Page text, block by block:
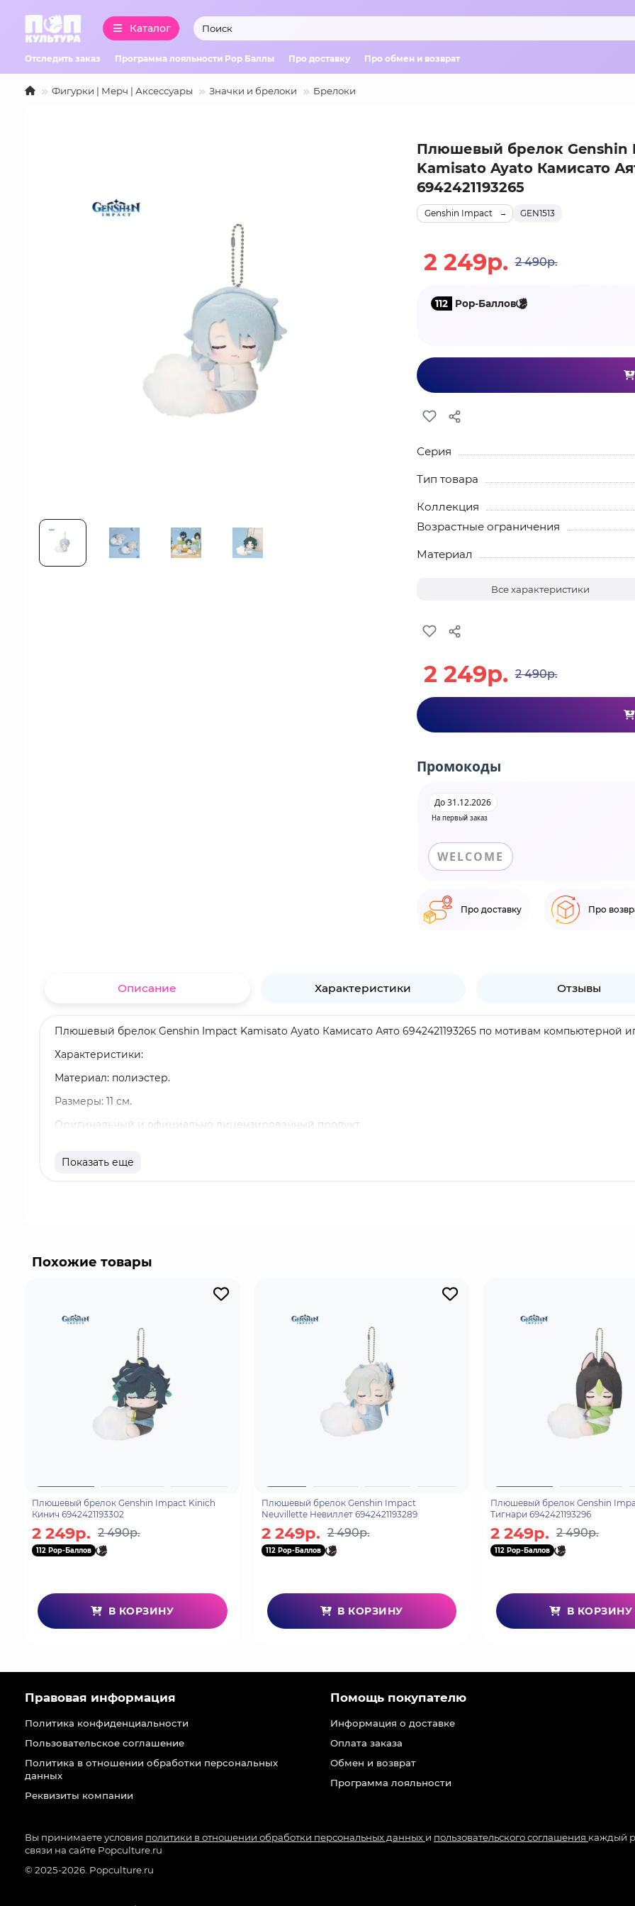
Каталог
Отследить заказ Программа лояльности Pop Баллы Про доставку Про обмен и возврат
Фигурки | Мерч | Аксессуары Значки и брелоки Брелоки
Плюшевый брелок Genshin
Kamisato Ayato Камисато
6942421193265
GEN1513
Genshin Impact
2 249р. 2 490р.
112 Pop-Баллов
Серия
Тип товара
Коллекция
Возрастные ограничения
Материал
Все характеристики
2 249р. 2 490р.
Промокоды
На первый заказ
До 31.12.2026
WELCOME
Про доставку Про
Описание Характеристики Отзывы
Плюшевый брелок Genshin Impact Kamisato Ayato Камисато Аято 6942421193265 по мотивам компьютерной
Характеристики:
Материал: полиэстер.
Размеры: 11 см.
Оригинальный и официально лицензированный продукт.
Камисато Аято - пятизвёздочный персонаж, глава комиссии Ясиро из клана Камисато. В бою использует
Показать еще
Похожие товары
Плюшевый брелок Genshin Impact Kinich
Кинич 6942421193302
2 249р. 2 490р.
112 Pop-Баллов
В КОРЗИНУ
Плюшевый брелок Genshin Impact
Neuvillette Невиллет 6942421193289
2 249р. 2 490р.
112 Pop-Баллов
В КОРЗИНУ
Плюшевый брелок Genshin
Тигнари 6942421193296
2 249р. 2 490р.
112 Pop-Баллов
В КОРЗИНУ
Правовая информация
Политика конфиденциальности
Пользовательское соглашение
Политика в отношении обработки персональных
данных
Реквизиты компании
Помощь покупателю
Информация о доставке
Оплата заказа
Обмен и возврат
Программа лояльности
Вы принимаете условия политики в отношении обработки персональных данных и пользовательского соглашения каждый
связи на сайте Popculture.ru
© 2025-2026. Popculture.ru